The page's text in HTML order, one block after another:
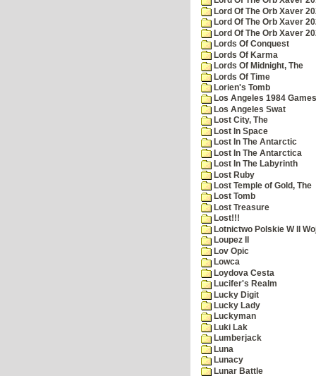
Lord Of The Orb Xaver
Lord Of The Orb Xaver
Lord Of The Orb Xaver
Lords Of Conquest
Lords Of Karma
Lords Of Midnight, The
Lords Of Time
Lorien's Tomb
Los Angeles 1984 Games
Los Angeles Swat
Lost City, The
Lost In Space
Lost In The Antarctic
Lost In The Antarctica
Lost In The Labyrinth
Lost Ruby
Lost Temple of Gold, The
Lost Tomb
Lost Treasure
Lost!!!
Lotnictwo Polskie W II
Loupez II
Lov Opic
Lowca
Loydova Cesta
Lucifer's Realm
Lucky Digit
Lucky Lady
Luckyman
Luki Lak
Lumberjack
Luna
Lunacy
Lunar Battle